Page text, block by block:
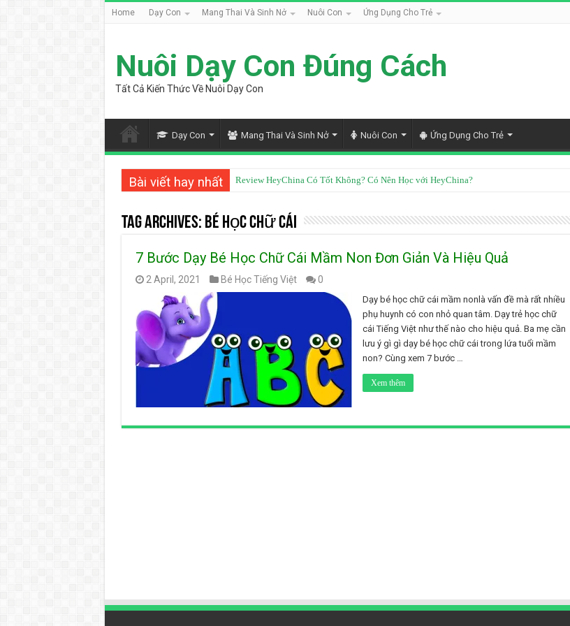
Home Dạy Con Mang Thai Và Sinh Nở Nuôi Con Ứng Dụng Cho Trẻ
Nuôi Dạy Con Đúng Cách
Tất Cả Kiến Thức Về Nuôi Dạy Con
Dạy Con Mang Thai Và Sinh Nở Nuôi Con Ứng Dụng Cho Trẻ
Bài viết hay nhất Review HeyChina Có Tốt Không? Có Nên Học với HeyChina?
Tag Archives: bé học chữ cái
7 Bước Dạy Bé Học Chữ Cái Mầm Non Đơn Giản Và Hiệu Quả
2 April, 2021 Bé Học Tiếng Việt 0
Dạy bé học chữ cái mầm nonlà vấn đề mà rất nhiều
phụ huynh có con nhỏ quan tâm. Dạy trẻ học chữ
cái Tiếng Việt như thế nào cho hiệu quả. Ba mẹ cần
lưu ý gì gì dạy bé học chữ cái trong lứa tuổi mầm
non? Cùng xem 7 bước …
Xem thêm